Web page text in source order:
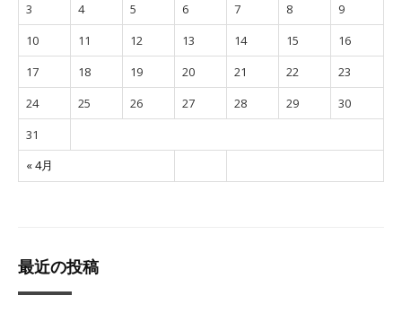
« 4月
3
4 5 6 7 8
9
10
11 12 13 14 15
16
17
18 19 20 21 22
23
24
25 26 27 28 29
30
31
最近の投稿